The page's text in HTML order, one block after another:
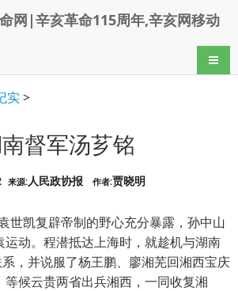
网|辛亥革命115周年,辛亥网移动
导航
实>
督军汤芗铭
来源: 人民政协报 作者:贾晓明
凯复辟帝制的野心充分暴露，孙中山
运动。程潜抵达上海时，就趁机与湖南
系，并说服了杨王鹏、廖湘芜回湘西宝庆
候云贵两省出兵湘西，一同收复湘